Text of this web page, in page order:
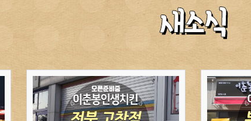
두마리 토끼를 잡다
메뉴소개
좋을까요
꾸지뽕과 복분자
참